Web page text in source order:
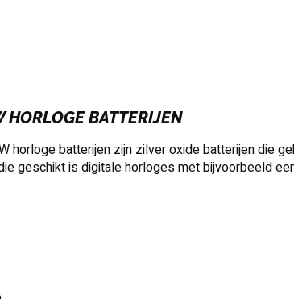
HORLOGE BATTERIJEN
horloge batterijen zijn zilver oxide batterijen die
geschikt is digitale horloges met bijvoorbeeld